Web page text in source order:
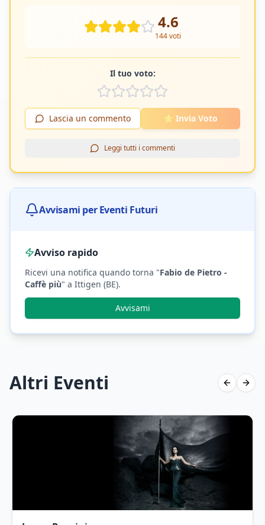
4.6
144voti
Il tuo voto:
Lascia un commento ⭐ Invia Voto
Leggi tutti i commenti
Avvisami per Eventi Futuri
Avviso rapido
Ricevi una notifica quando torna "Fabio de Pietro -
Caffè più" a Ittigen (BE).
Avvisami
Altri Eventi Previous